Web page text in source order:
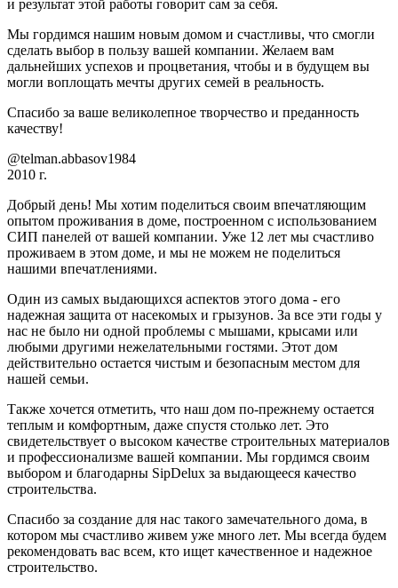
и результат этой работы говорит сам за себя.
Мы гордимся нашим новым домом и счастливы, что смогли
сделать выбор в пользу вашей компании. Желаем вам
дальнейших успехов и процветания, чтобы и в будущем вы
могли воплощать мечты других семей в реальность.
Спасибо за ваше великолепное творчество и преданность
качеству!
@telman.abbasov1984
2010 г.
Добрый день! Мы хотим поделиться своим впечатляющим
опытом проживания в доме, построенном с использованием
СИП панелей от вашей компании. Уже 12 лет мы счастливо
проживаем в этом доме, и мы не можем не поделиться
нашими впечатлениями.
Один из самых выдающихся аспектов этого дома - его
надежная защита от насекомых и грызунов. За все эти годы у
нас не было ни одной проблемы с мышами, крысами или
любыми другими нежелательными гостями. Этот дом
действительно остается чистым и безопасным местом для
нашей семьи.
Также хочется отметить, что наш дом по-прежнему остается
теплым и комфортным, даже спустя столько лет. Это
свидетельствует о высоком качестве строительных материалов
и профессионализме вашей компании. Мы гордимся своим
выбором и благодарны SipDelux за выдающееся качество
строительства.
Спасибо за создание для нас такого замечательного дома, в
котором мы счастливо живем уже много лет. Мы всегда будем
рекомендовать вас всем, кто ищет качественное и надежное
строительство.